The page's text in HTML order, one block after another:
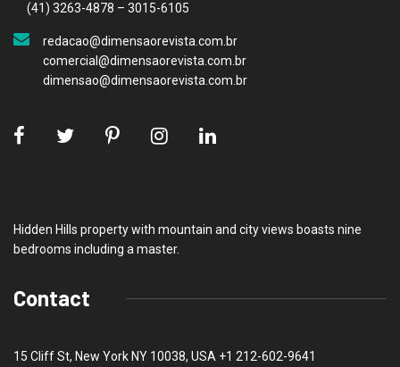
(41) 3263-4878 – 3015-6105
redacao@dimensaorevista.com.br
comercial@dimensaorevista.com.br
dimensao@dimensaorevista.com.br
Hidden Hills property with mountain and city views boasts nine
bedrooms including a master.
Contact
15 Cliff St, New York NY 10038, USA +1 212-602-9641